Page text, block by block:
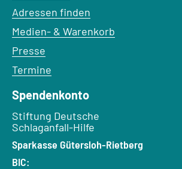
Adressen finden
Medien- & Warenkorb
Presse
Termine
Spendenkonto
Empfänger:
Stiftung Deutsche
Schlaganfall-Hilfe
Bank:
Sparkasse Gütersloh-Rietberg
BIC: